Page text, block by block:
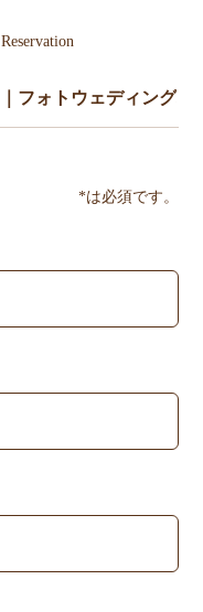
Reservation
*は必須です。